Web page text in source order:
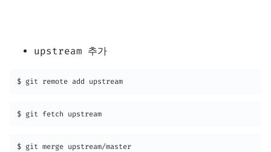
upstream 추가
$ git remote add upstream
$ git fetch upstream
$ git merge upstream/master